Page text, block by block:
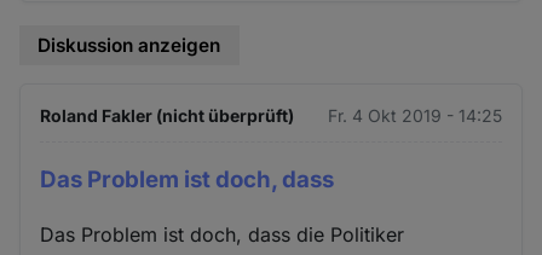
Diskussion anzeigen
Roland Fakler (nicht überprüft) Fr. 4 Okt 2019 - 14:25
Das Problem ist doch, dass
Das Problem ist doch, dass die Politiker